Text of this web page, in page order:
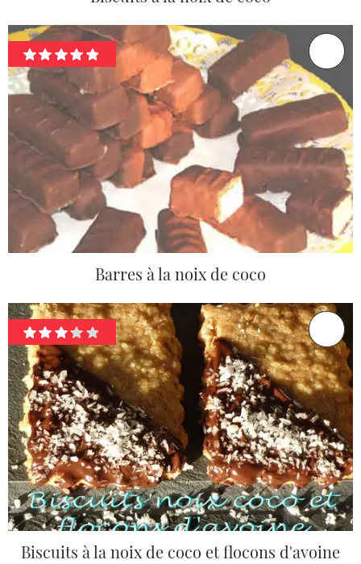
Barres à la noix de coco
Biscuits à la noix de coco et flocons d'avoine